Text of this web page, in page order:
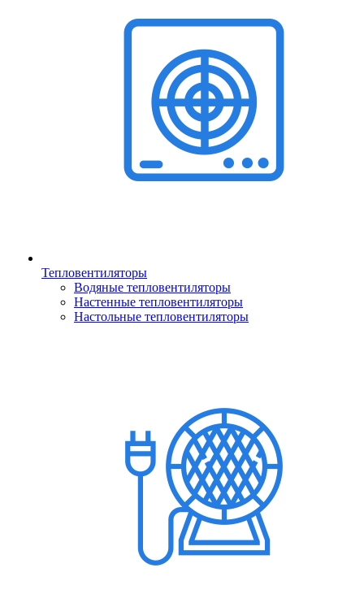
Тепловентиляторы
Водяные тепловентиляторы
Настенные тепловентиляторы
Настольные тепловентиляторы